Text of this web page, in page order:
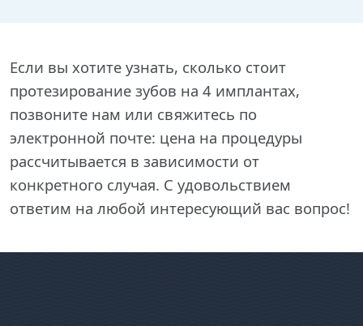
Если вы хотите узнать, сколько стоит
протезирование зубов на 4 имплантах,
позвоните нам или свяжитесь по
электронной почте: цена на процедуры
рассчитывается в зависимости от
конкретного случая. С удовольствием
ответим на любой интересующий вас вопрос!